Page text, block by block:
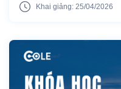
Khai giảng: 25/04/2026